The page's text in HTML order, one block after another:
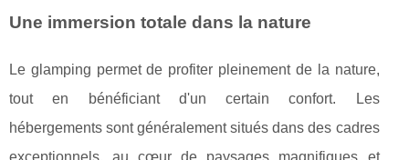
Une immersion totale dans la nature
Le glamping permet de profiter pleinement de la nature,
tout en bénéficiant d'un certain confort. Les
hébergements sont généralement situés dans des cadres
exceptionnels, au cœur de paysages magnifiques et